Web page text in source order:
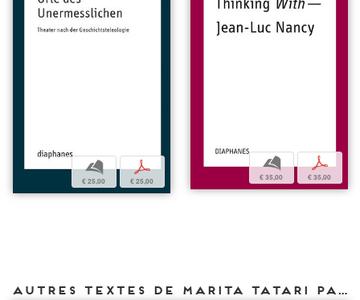
b
€ 25,00
p
€ 25,00
b
€ 35,00
p
€ 35,00
Autres textes de Marita Tatari parus chez DIAPHANES